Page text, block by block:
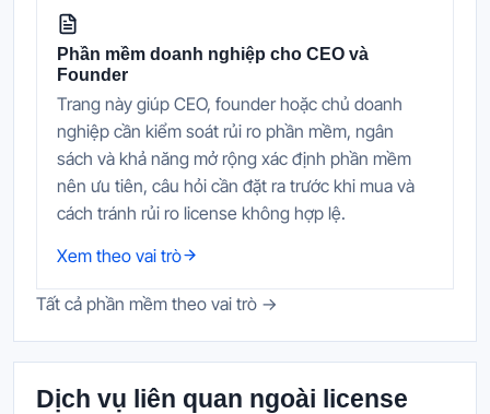
Phần mềm doanh nghiệp cho CEO và
Founder
Trang này giúp CEO, founder hoặc chủ doanh
nghiệp cần kiểm soát rủi ro phần mềm, ngân
sách và khả năng mở rộng xác định phần mềm
nên ưu tiên, câu hỏi cần đặt ra trước khi mua và
cách tránh rủi ro license không hợp lệ.
Xem theo vai trò
Tất cả phần mềm theo vai trò →
Dịch vụ liên quan ngoài license